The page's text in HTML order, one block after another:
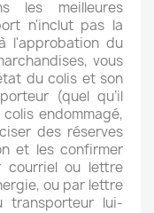
les meilleures
n'inclut pas la
l'approbation du
vous
du colis et son
(quel qu’il
endommagé,
des réserves
et les confirmer
courriel ou lettre
ou par lettre
transporteur lui-